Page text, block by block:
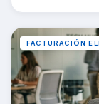
FACTURACIÓN